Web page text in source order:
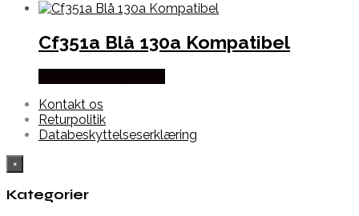
Cf351a Blå 130a Kompatibel
Kontakt os
Returpolitik
Databeskyttelseserklæring
×
Kategorier